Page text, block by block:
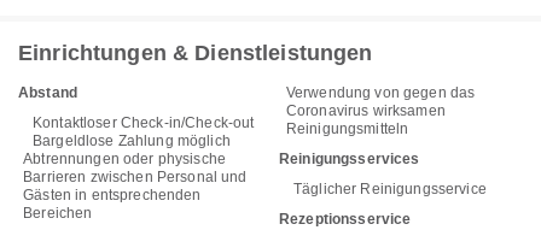
Einrichtungen & Dienstleistungen
Abstand
Kontaktloser Check-in/Check-out
Bargeldlose Zahlung möglich
Abtrennungen oder physische
Barrieren zwischen Personal und
Gästen in entsprechenden
Bereichen
Verwendung von gegen das
Coronavirus wirksamen
Reinigungsmitteln
Reinigungsservices
Täglicher Reinigungsservice
Rezeptionsservice